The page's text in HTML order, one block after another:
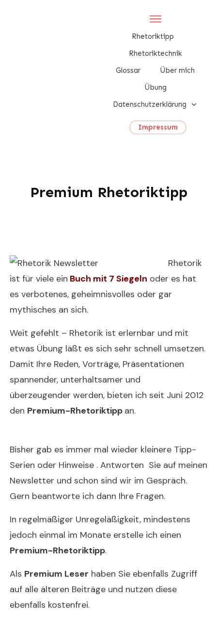
Rhetoriktipp
Rhetoriktechnik
Glossar
Über mich
Übung
Datenschutzerklärung
Impressum
Premium Rhetoriktipp
Rhetorik
ist für viele ein Buch mit 7 Siegeln oder es hat
es verbotenes, geheimnisvolles oder gar
mythisches an sich.
Weit gefehlt – Rhetorik ist erlernbar und mit
etwas Übung läßt es sich sehr schnell umsetzen.
Damit Ihre Reden, Vorträge, Präsentationen
spannender, unterhaltsamer und
überzeugender werden, bieten ich seit Juni 2012
den Premium-Rhetoriktipp an.
Bisher gab es immer mal wieder kleinere Tipp-
Serien oder Hinweise . Antworten Sie auf meinen
Newsletter und schon sind wir im Gespräch.
Gern beantworte ich dann Ihre Fragen.
In regelmäßiger Unregeläßigkeit, mindestens
jedoch einmal im Monate erstelle ich einen
Premium-Rhetoriktipp.
Als Premium Leser haben Sie ebenfalls Zugriff
auf alle älteren Beiträge und nutzen diese
ebenfalls kostenfrei.